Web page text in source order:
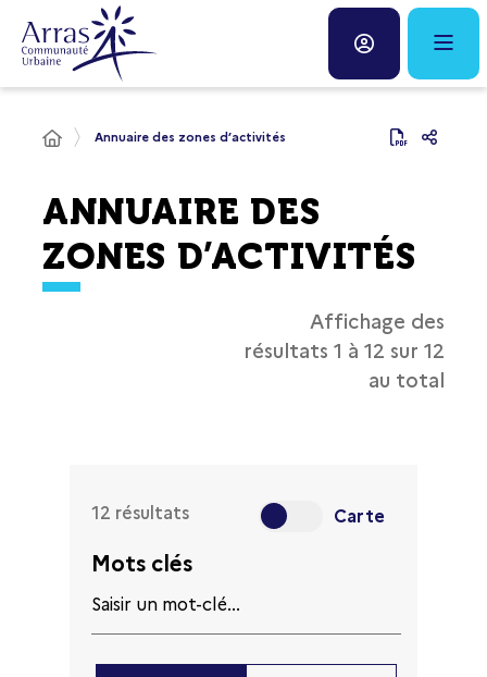
Panneau de gestion des cookies
Annuaire des zones d’activités
ANNUAIRE DES
ZONES D’ACTIVITÉS
Affichage des
résultats 1 à 12 sur 12
au total
12 résultats Carte
Mots clés
Fenêtre
de
chat